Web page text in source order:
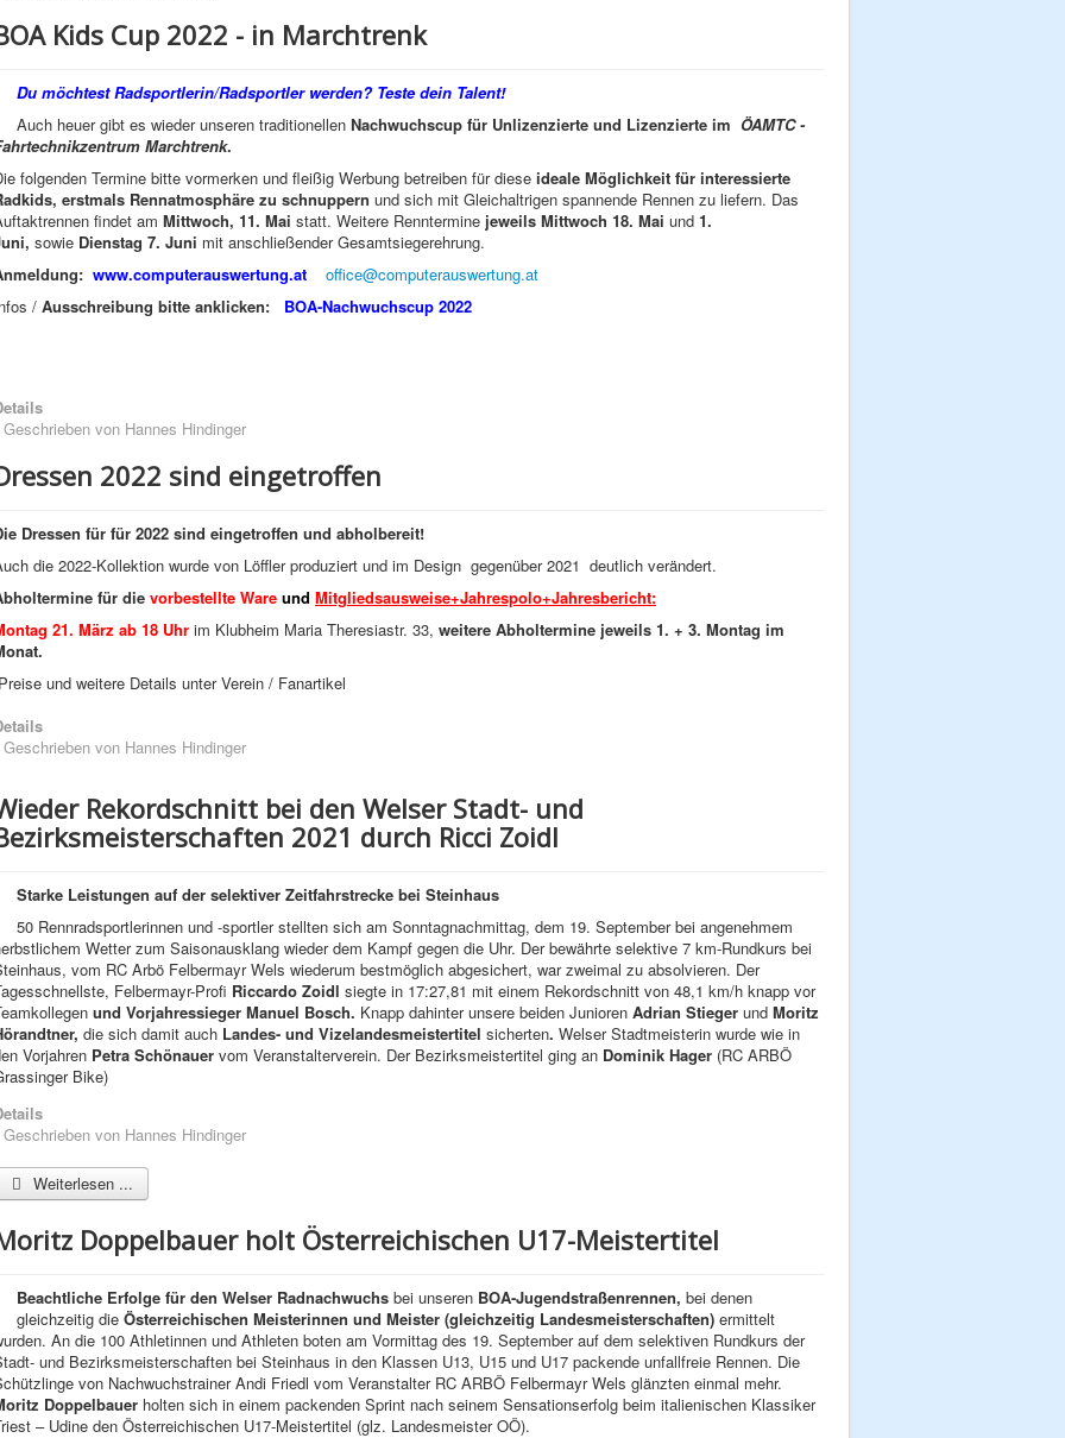
Kids Cup 2022 - in Marchtrenk
Du möchtest Radsportlerin/Radsportler werden? Teste dein Talent!
Auch heuer gibt es wieder unseren traditionellen Nachwuchscup für Unlizenzierte und Lizenzierte im ÖAMTC -
Marchtrenk.
folgenden Termine bitte vormerken und fleißig Werbung betreiben für diese ideale Möglichkeit für interessierte
erstmals Rennatmosphäre zu schnuppern und sich mit Gleichaltrigen spannende Rennen zu liefern. Das
findet am Mittwoch, 11. Mai statt. Weitere Renntermine jeweils Mittwoch 18. Mai und 1.
sowie Dienstag 7. Juni mit anschließender Gesamtsiegerehrung.
www.computerauswertung.at
office@computerauswertung.at
/ Ausschreibung bitte anklicken: BOA-Nachwuchscup 2022
Geschrieben von Hannes Hindinger
2022 sind eingetroffen
Dressen für für 2022 sind eingetroffen und abholbereit!
die 2022-Kollektion wurde von Löffler produziert und im Design gegenüber 2021 deutlich verändert.
für die vorbestellte Ware und Mitgliedsausweise+Jahrespolo+Jahresbericht:
21. März ab 18 Uhr im Klubheim Maria Theresiastr. 33, weitere Abholtermine jeweils 1. + 3. Montag im
und weitere Details unter Verein / Fanartikel
Geschrieben von Hannes Hindinger
Rekordschnitt bei den Welser Stadt- und
2021 durch Ricci Zoidl
Starke Leistungen auf der selektiver Zeitfahrstrecke bei Steinhaus
50 Rennradsportlerinnen und -sportler stellten sich am Sonntagnachmittag, dem 19. September bei angenehmem
Wetter zum Saisonausklang wieder dem Kampf gegen die Uhr. Der bewährte selektive 7 km-Rundkurs bei
vom RC Arbö Felbermayr Wels wiederum bestmöglich abgesichert, war zweimal zu absolvieren. Der
Felbermayr-Profi Riccardo Zoidl siegte in 17:27,81 mit einem Rekordschnitt von 48,1 km/h knapp vor
und Vorjahressieger Manuel Bosch. Knapp dahinter unsere beiden Junioren Adrian Stieger und Moritz
die sich damit auch Landes- und Vizelandesmeistertitel sicherten. Welser Stadtmeisterin wurde wie in
Vorjahren Petra Schönauer vom Veranstalterverein. Der Bezirksmeistertitel ging an Dominik Hager (RC ARBÖ
Bike)
Geschrieben von Hannes Hindinger
Weiterlesen ...
Doppelbauer holt Österreichischen U17-Meistertitel
Beachtliche Erfolge für den Welser Radnachwuchs bei unseren BOA-Jugendstraßenrennen, bei denen
gleichzeitig die Österreichischen Meisterinnen und Meister (gleichzeitig Landesmeisterschaften) ermittelt
An die 100 Athletinnen und Athleten boten am Vormittag des 19. September auf dem selektiven Rundkurs der
und Bezirksmeisterschaften bei Steinhaus in den Klassen U13, U15 und U17 packende unfallfreie Rennen. Die
von Nachwuchstrainer Andi Friedl vom Veranstalter RC ARBÖ Felbermayr Wels glänzten einmal mehr.
Doppelbauer holten sich in einem packenden Sprint nach seinem Sensationserfolg beim italienischen Klassiker
– Udine den Österreichischen U17-Meistertitel (glz. Landesmeister OÖ).